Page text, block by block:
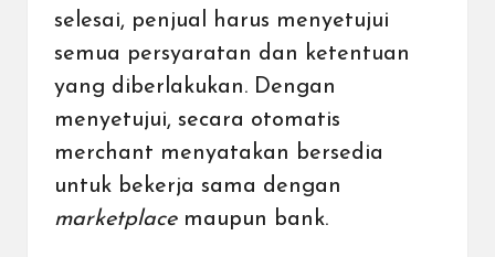
selesai, penjual harus menyetujui
semua persyaratan dan ketentuan
yang diberlakukan. Dengan
menyetujui, secara otomatis
merchant menyatakan bersedia
untuk bekerja sama dengan
marketplacemaupun bank.